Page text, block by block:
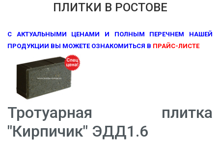
ПЛИТКИ В РОСТОВЕ
С АКТУАЛЬНЫМИ ЦЕНАМИ И ПОЛНЫМ ПЕРЕЧНЕМ НАШЕЙ
ПРОДУКЦИИ ВЫ МОЖЕТЕ ОЗНАКОМИТЬСЯ В ПРАЙС-ЛИСТЕ
Тротуарная плитка
"Кирпичик" ЭДД1.6